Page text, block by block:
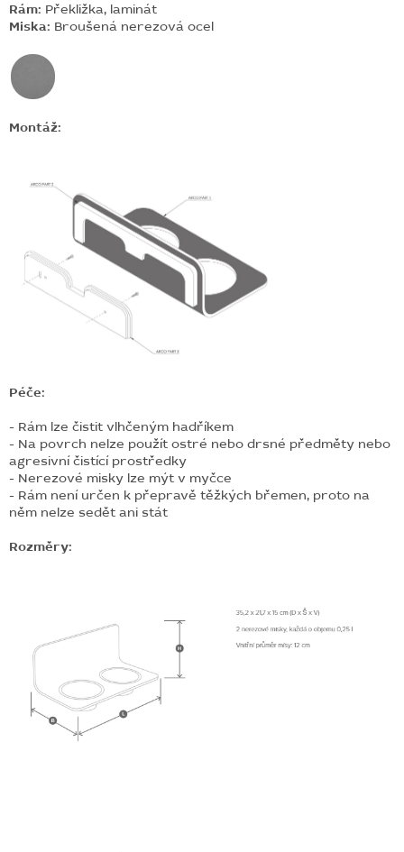
Rám: Překližka, laminát
Miska: Broušená nerezová ocel
Montáž:
Péče:
- Rám lze čistit vlhčeným hadříkem
- Na povrch nelze použít ostré nebo drsné předměty nebo
agresivní čistící prostředky
- Nerezové misky lze mýt v myčce
- Rám není určen k přepravě těžkých břemen, proto na
něm nelze sedět ani stát
Rozměry: